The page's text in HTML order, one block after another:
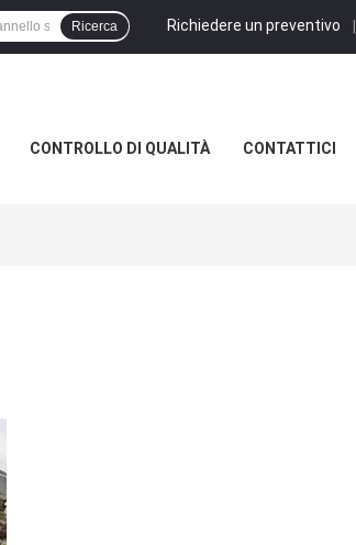
Richiedere un preventivo |
Ricerca
CONTROLLO DI QUALITÀ CONTATTICI